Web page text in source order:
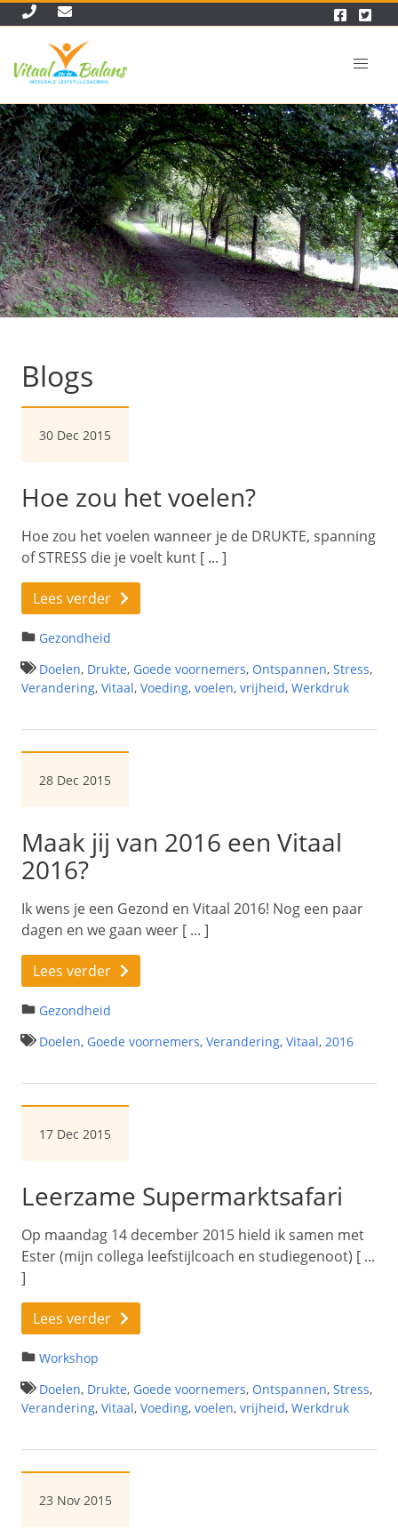
Blogs
30 Dec 2015
Hoe zou het voelen?
Hoe zou het voelen wanneer je de DRUKTE, spanning
of STRESS die je voelt kunt [ ... ]
Lees verder
Gezondheid
Doelen, Drukte, Goede voornemers, Ontspannen, Stress,
Verandering, Vitaal, Voeding, voelen, vrijheid, Werkdruk
28 Dec 2015
Maak jij van 2016 een Vitaal
2016?
Ik wens je een Gezond en Vitaal 2016! Nog een paar
dagen en we gaan weer [ ... ]
Lees verder
Gezondheid
Doelen, Goede voornemers, Verandering, Vitaal, 2016
17 Dec 2015
Leerzame Supermarktsafari
Op maandag 14 december 2015 hield ik samen met
Ester (mijn collega leefstijlcoach en studiegenoot) [ ...
]
Lees verder
Workshop
Doelen, Drukte, Goede voornemers, Ontspannen, Stress,
Verandering, Vitaal, Voeding, voelen, vrijheid, Werkdruk
23 Nov 2015